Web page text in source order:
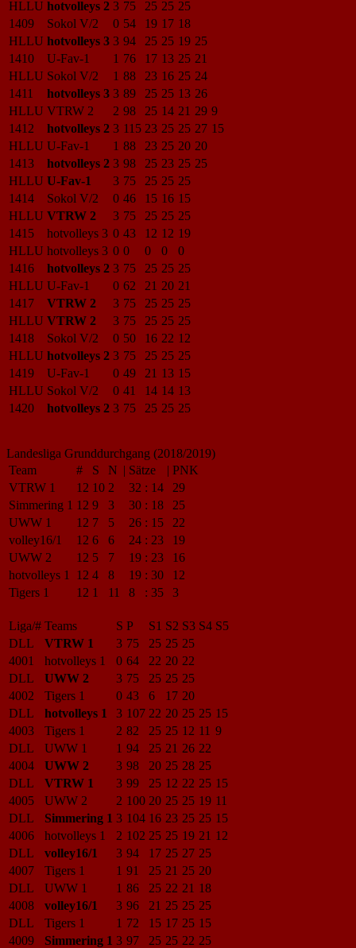
HLLU hotvolleys 2 3 75 25 25 25
1409
Sokol V/2 0 54 19 17 18
HLLU hotvolleys 3 3 94 25 25 19 25
1410
U-Fav-1 1 76 17 13 25 21
HLLU Sokol V/2 1 88 23 16 25 24
1411
hotvolleys 3 3 89 25 25 13 26
HLLU VTRW 2 2 98 25 14 21 29 9
1412
hotvolleys 2 3 115 23 25 25 27 15
HLLU U-Fav-1 1 88 23 25 20 20
1413
hotvolleys 2 3 98 25 23 25 25
HLLU U-Fav-1 3 75 25 25 25
1414
Sokol V/2 0 46 15 16 15
HLLU VTRW 2 3 75 25 25 25
1415
hotvolleys 3 0 43 12 12 19
HLLU hotvolleys 3 0 0 0 0
0
1416
hotvolleys 2 3 75 25 25 25
HLLU U-Fav-1 0 62 21 20 21
1417
VTRW 2 3 75 25 25 25
HLLU VTRW 2 3 75 25 25 25
1418
Sokol V/2 0 50 16 22 12
HLLU hotvolleys 2 3 75 25 25 25
1419
U-Fav-1 0 49 21 13 15
HLLU Sokol V/2 0 41 14 14 13
1420
hotvolleys 2 3 75 25 25 25
Landesliga Grunddurchgang (2018/2019)
Team
# S N | Sätze | PNK
VTRW 1
12 10 2 32 : 14
29
Simmering 1 12 9 3 30 : 18
25
UWW 1
12 7 5 26 : 15
22
volley16/1
12 6 6 24 : 23
19
UWW 2
12 5 7 19 : 23
16
hotvolleys 1
12 4 8 19 : 30
12
Tigers 1
12 1 11 8 : 35 3
Liga/# Teams S P S1 S2 S3 S4 S5
DLL
VTRW 1 3 75 25 25 25
4001
hotvolleys 1 0 64 22 20 22
DLL
UWW 2 3 75 25 25 25
4002
Tigers 1 0 43 6 17 20
DLL
hotvolleys 1 3 107 22 20 25 25 15
4003
Tigers 1 2 82 25 25 12 11 9
DLL
UWW 1 1 94 25 21 26 22
4004
UWW 2 3 98 20 25 28 25
DLL
VTRW 1 3 99 25 12 22 25 15
4005
UWW 2 2 100 20 25 25 19 11
DLL
Simmering 1 3 104 16 23 25 25 15
4006
hotvolleys 1 2 102 25 25 19 21 12
DLL
volley16/1 3 94 17 25 27 25
4007
Tigers 1 1 91 25 21 25 20
DLL
UWW 1 1 86 25 22 21 18
4008
volley16/1 3 96 21 25 25 25
DLL
Tigers 1 1 72 15 17 25 15
4009
Simmering 1 3 97 25 25 22 25